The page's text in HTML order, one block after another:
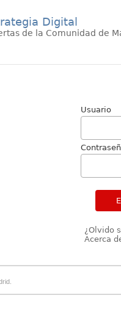
Digital
de la Comunidad de
Usuario
¿Olvido
Acerca